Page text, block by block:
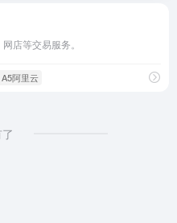
店等交易服务。
阿里云